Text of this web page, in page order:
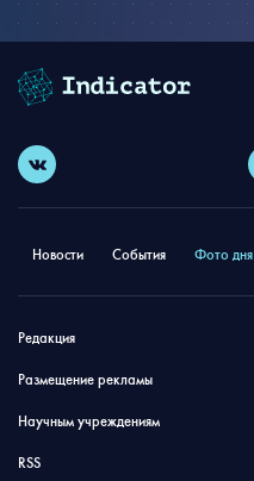
Новости События Фото дня
Редакция
Размещение рекламы
Научным учреждениям
RSS